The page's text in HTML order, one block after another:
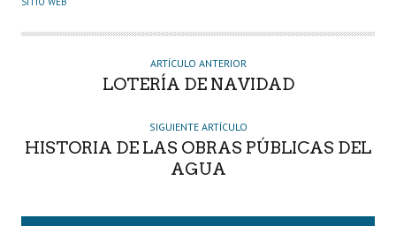
O
ARTÍCULO ANTERIOR
LOTERÍA DE NAVIDAD
SIGUIENTE ARTÍCULO
HISTORIA DE LAS OBRAS PÚBLICAS DEL
AGUA